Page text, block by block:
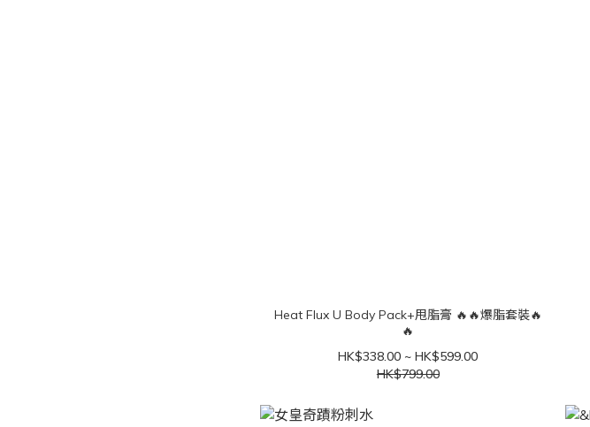
Heat Flux U Body Pack+甩脂膏 🔥🔥爆脂套裝🔥
🔥
HK$338.00 ~ HK$599.00
HK$799.00